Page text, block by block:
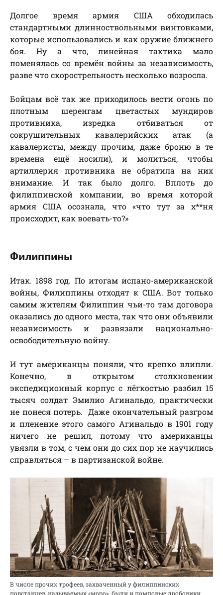
Долгое время армия США обходилась
стандартными длинноствольными винтовками,
которые использовались и как оружие ближнего
боя. Ну а что, линейная тактика мало
поменялась со времён войны за независимость,
разве что скорострельность несколько возросла.
Бойцам всё так же приходилось вести огонь по
плотным шеренгам цветастых мундиров
противника, изредка отбиваться от
сокрушительных кавалерийских атак (а
кавалеристы, между прочим, даже броню в те
времена ещё носили), и молиться, чтобы
артиллерия противника не обратила на них
внимание. И так было долго. Вплоть до
филиппинской компании, во время которой
армия США осознала, что «что тут за х**ня
происходит, как воевать-то?»
Филиппины
Итак. 1898 год. По итогам испано-американской
войны, Филиппины отходят к США. Вот только
самим жителям Филиппин чьи-то там договора
оказались до одного места, так что они объявили
независимость и развязали национально-
освободительную войну.
И тут американцы поняли, что крепко влипли.
Конечно, в открытом столкновении
экспедиционный корпус с лёгкостью разбил 15
тысяч солдат Эмилио Агинальдо, практически
не понеся потерь. Даже окончательный разгром
и пленение этого самого Агинальдо в 1901 году
ничего не решил, потому что американцы
увязли в том, с чем они до сих пор не научились
справляться – в партизанской войне.
В числе прочих трофеев, захваченный у филиппинских
повстанцев, называемых «моро», были и помповые дробовики.